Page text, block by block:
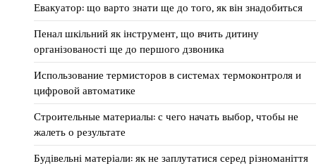
Евакуатор: що варто знати ще до того, як він знадобиться
Пенал шкільний як інструмент, що вчить дитину
організованості ще до першого дзвоника
Использование термисторов в системах термоконтроля и
цифровой автоматике
Строительные материалы: с чего начать выбор, чтобы не
жалеть о результате
Будівельні матеріали: як не заплутатися серед різноманіття